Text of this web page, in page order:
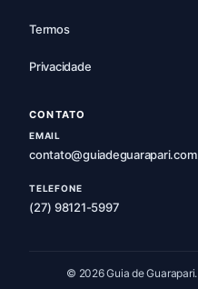
Termos
Privacidade
CONTATO
EMAIL
TELEFONE
(27) 98121-5997
© 2026 Guia de